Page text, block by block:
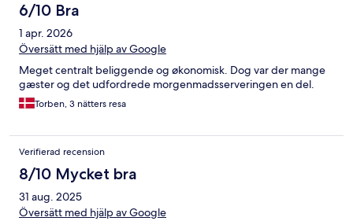
6/10 Bra
1 apr. 2026
Översätt med hjälp av Google
Meget centralt beliggende og økonomisk. Dog var der mange
gæster og det udfordrede morgenmadsserveringen en del.
Torben, 3 nätters resa
Verifierad recension
8/10 Mycket bra
31 aug. 2025
Översätt med hjälp av Google